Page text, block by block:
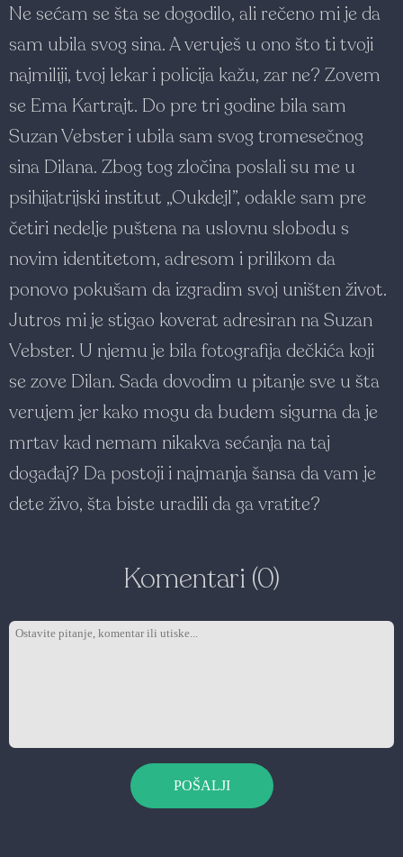
Ne sećam se šta se dogodilo, ali rečeno mi je da
sam ubila svog sina. A veruješ u ono što ti tvoji
najmiliji, tvoj lekar i policija kažu, zar ne? Zovem
se Ema Kartrajt. Do pre tri godine bila sam
Suzan Vebster i ubila sam svog tromesečnog
sina Dilana. Zbog tog zločina poslali su me u
psihijatrijski institut „Oukdejl”, odakle sam pre
četiri nedelje puštena na uslovnu slobodu s
novim identitetom, adresom i prilikom da
ponovo pokušam da izgradim svoj uništen život.
Jutros mi je stigao koverat adresiran na Suzan
Vebster. U njemu je bila fotografija dečkića koji
se zove Dilan. Sada dovodim u pitanje sve u šta
verujem jer kako mogu da budem sigurna da je
mrtav kad nemam nikakva sećanja na taj
događaj? Da postoji i najmanja šansa da vam je
dete živo, šta biste uradili da ga vratite?
Komentari (0)
POŠALJI